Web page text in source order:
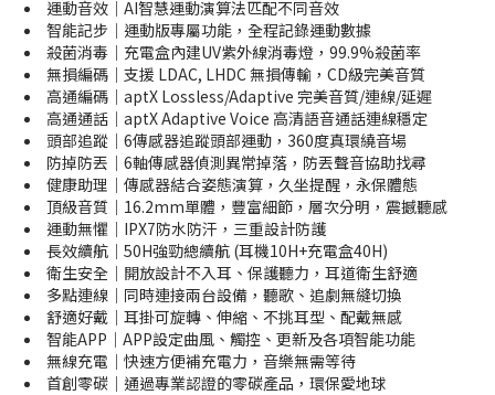
運動音效｜AI智慧運動演算法匹配不同音效
智能記步｜運動版專屬功能，全程記錄運動數據
殺菌消毒｜充電盒內建UV紫外線消毒燈，99.9%殺菌率
無損編碼｜支援 LDAC, LHDC 無損傳輸，CD級完美音質
高通編碼｜aptX Lossless/Adaptive 完美音質/連線/延遲
高通通話｜aptX Adaptive Voice 高清語音通話連線穩定
頭部追蹤｜6傳感器追蹤頭部運動，360度真環繞音場
防掉防丟｜6軸傳感器偵測異常掉落，防丟聲音協助找尋
健康助理｜傳感器結合姿態演算，久坐提醒，永保體態
頂級音質｜16.2mm單體，豐富細節，層次分明，震撼聽感
運動無懼｜IPX7防水防汗，三重設計防護
長效續航｜50H強勁總續航 (耳機10H+充電盒40H)
衛生安全｜開放設計不入耳、保護聽力，耳道衛生舒適
多點連線｜同時連接兩台設備，聽歌、追劇無縫切換
舒適好戴｜耳掛可旋轉、伸縮、不挑耳型、配戴無感
智能APP｜APP設定曲風、觸控、更新及各項智能功能
無線充電｜快速方便補充電力，音樂無需等待
首創零碳｜通過專業認證的零碳產品，環保愛地球